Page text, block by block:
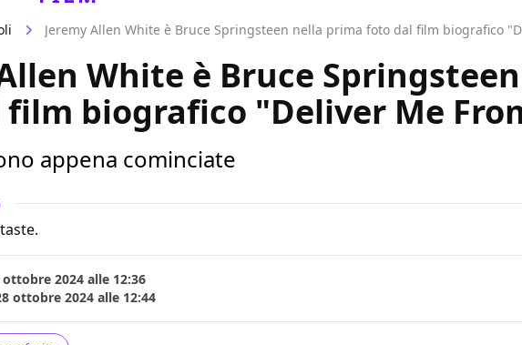
Jeremy Allen White è Bruce Springsteen nella prima foto dal film biografico
White è Bruce
biografico "Deliver Me
appena cominciate
ottobre 2024 alle 12:36
ottobre 2024 alle 12:44